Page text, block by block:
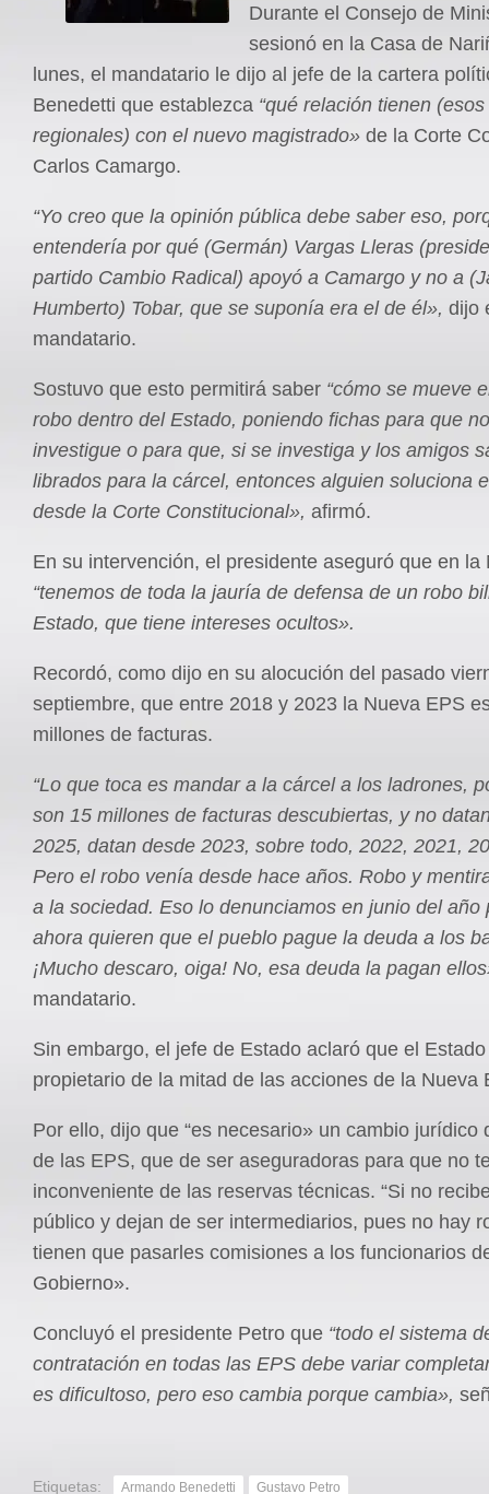
Durante el Consejo de
sesionó en la Casa de
lunes, el mandatario le dijo al jefe de la cartera
Benedetti que establezca “qué relación tienen
regionales) con el nuevo magistrado» de la Corte
Carlos Camargo.
“Yo creo que la opinión pública debe saber eso,
entendería por qué (Germán) Vargas Lleras
partido Cambio Radical) apoyó a Camargo y no a
Humberto) Tobar, que se suponía era el de él», dijo
mandatario.
Sostuvo que esto permitirá saber “cómo se mueve
robo dentro del Estado, poniendo fichas para que
investigue o para que, si se investiga y los amigos
librados para la cárcel, entonces alguien soluciona
desde la Corte Constitucional», afirmó.
En su intervención, el presidente aseguró que en la
“tenemos de toda la jauría de defensa de un robo
Estado, que tiene intereses ocultos».
Recordó, como dijo en su alocución del pasado
septiembre, que entre 2018 y 2023 la Nueva EPS
millones de facturas.
“Lo que toca es mandar a la cárcel a los ladrones,
son 15 millones de facturas descubiertas, y no
2025, datan desde 2023, sobre todo, 2022, 2021,
Pero el robo venía desde hace años. Robo y
a la sociedad. Eso lo denunciamos en junio del año
ahora quieren que el pueblo pague la deuda a los
¡Mucho descaro, oiga! No, esa deuda la pagan
mandatario.
Sin embargo, el jefe de Estado aclaró que el
propietario de la mitad de las acciones de la Nueva
Por ello, dijo que “es necesario» un cambio jurídico
de las EPS, que de ser aseguradoras para que no
inconveniente de las reservas técnicas. “Si no
público y dejan de ser intermediarios, pues no hay
tienen que pasarles comisiones a los funcionarios
Gobierno».
Concluyó el presidente Petro que “todo el sistema
contratación en todas las EPS debe variar
es dificultoso, pero eso cambia porque cambia»,
Etiquetas: Armando Benedetti Gustavo Petro